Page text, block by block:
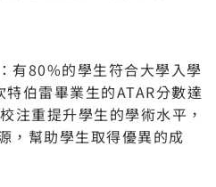
有80%的學生符合大學入學
伯雷畢業生的ATAR分數達
注重提升學生的學術水平，
，幫助學生取得優異的成